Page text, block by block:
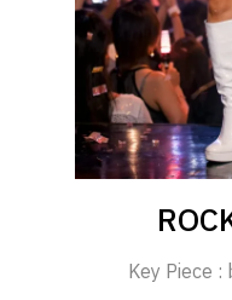
Key Piece